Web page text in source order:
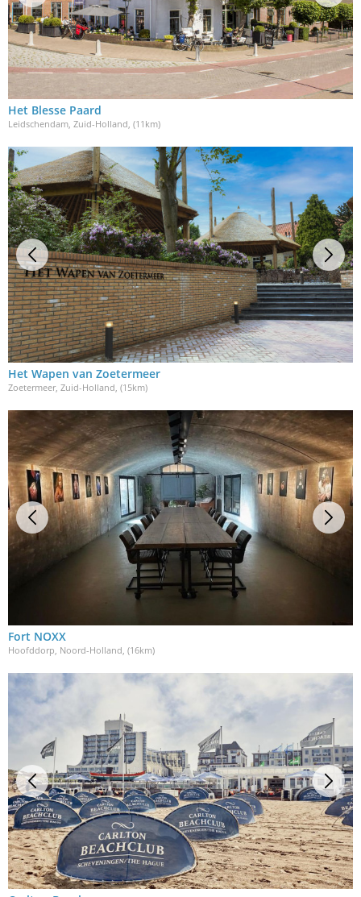
Het Blesse Paard
Leidschendam, Zuid-Holland, (11km)
Het Wapen van Zoetermeer
Zoetermeer, Zuid-Holland , (15km)
Fort NOXX
Hoofddorp, Noord-Holland, (16km)